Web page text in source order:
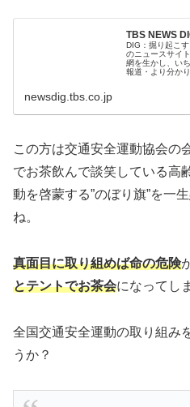
TBS NEWS
DIG：掘り起こ
のニュースサイ
網を生かし、い
報道・より分か
newsdig.tbs.co.jp
この方は交通安全運動協会の
でお茶飲んで談笑している高
動を啓蒙する”のぼり旗”を一
ね。
真面目に取り組めば命の危険
とテントでお茶会になってし
全国交通安全運動の取り組み
うか？